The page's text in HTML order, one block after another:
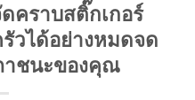
คราบสติ๊กเกอร์
วได้อย่างหมดจด
าชนะของคุณ